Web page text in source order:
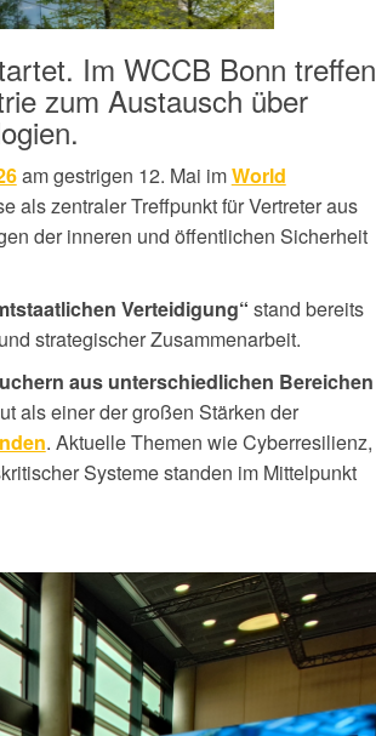
Im WCCB Bonn treffen
zum Austausch über
am gestrigen 12. Mai imWorld
als zentraler Treffpunkt für Vertreter aus
der inneren und öffentlichen Sicherheit
Verteidigung“ stand bereits
strategischer Zusammenarbeit.
aus unterschiedlichen Bereichen
als einer der großen Stärken der
. Aktuelle Themen wie Cyberresilienz,
Systeme standen im Mittelpunkt